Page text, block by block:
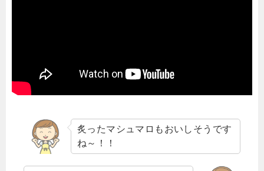
炙ったマシュマロもおいしそうです
ね～！！